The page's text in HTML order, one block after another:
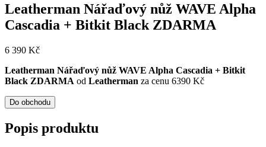
Leatherman Nářaďový nůž WAVE Alpha
Cascadia + Bitkit Black ZDARMA
6 390 Kč
Leatherman Nářaďový nůž WAVE Alpha Cascadia + Bitkit
Black ZDARMA od Leatherman za cenu 6390 Kč
Do obchodu
Popis produktu